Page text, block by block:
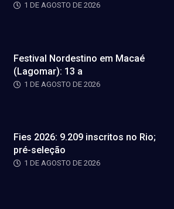
1 DE AGOSTO DE 2026
Festival Nordestino em Macaé
(Lagomar): 13 a
1 DE AGOSTO DE 2026
Fies 2026: 9.209 inscritos no Rio;
pré-seleção
1 DE AGOSTO DE 2026